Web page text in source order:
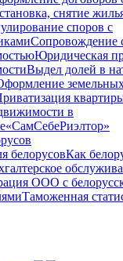
снятие
споров с
Сопровождение
Юридическая
Выдел долей в
в
«СамСебеРиэлтор»
белорусовКак
ООО с
Таможенная